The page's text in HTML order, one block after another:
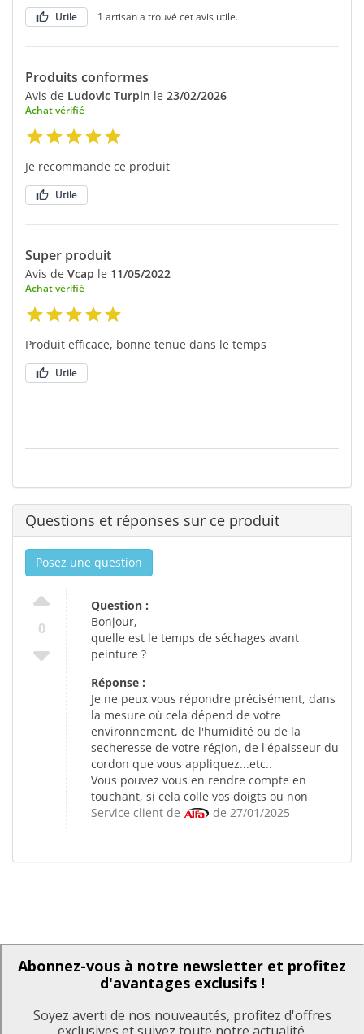
Utile 1 artisan a trouvé cet avis utile.
Produits conformes
Avis de Ludovic Turpin le 23/02/2026
Achat vérifié
Je recommande ce produit
Utile
Super produit
Avis de Vcap le 11/05/2022
Achat vérifié
Produit efficace, bonne tenue dans le temps
Utile
Questions et réponses sur ce produit
Posez une question
0
Question :
Bonjour,
quelle est le temps de séchages avant
peinture ?
Réponse :
Je ne peux vous répondre précisément, dans
la mesure où cela dépend de votre
environnement, de l'humidité ou de la
secheresse de votre région, de l'épaisseur du
cordon que vous appliquez...etc..
Vous pouvez vous en rendre compte en
touchant, si cela colle vos doigts ou non
Service client de
de 27/01/2025